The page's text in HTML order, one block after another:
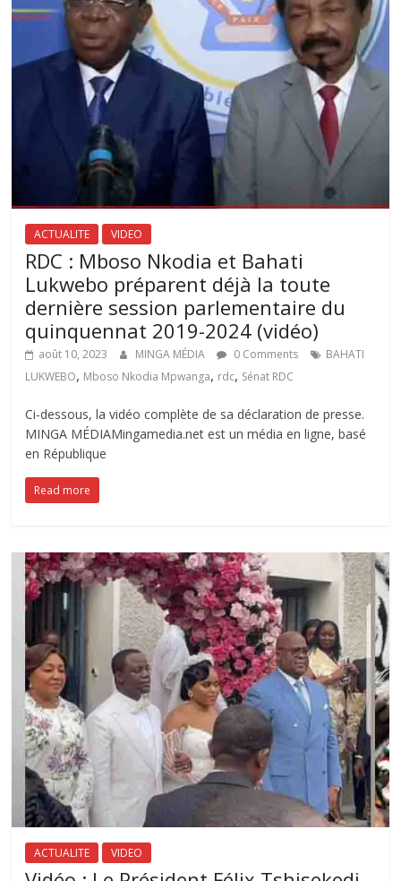
ACTUALITE VIDEO
RDC : Mboso Nkodia et Bahati
Lukwebo préparent déjà la toute
dernière session parlementaire du
quinquennat 2019-2024 (vidéo)
août 10, 2023 MINGA MÉDIA 0 Comments
BAHATI
LUKWEBO, Mboso Nkodia Mpwanga, rdc, Sénat RDC
Ci-dessous, la vidéo complète de sa déclaration de presse.
MINGA MÉDIAMingamedia.net est un média en ligne, basé
en République
Read more
ACTUALITE VIDEO